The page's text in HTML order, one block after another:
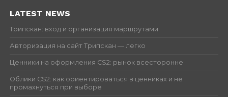
LATEST NEWS
Трипскан: вход и организация маршрутами
Авторизация на сайт Трипскан — легко
Ценники на оформления CS2: рынок всесторонне
Облики CS2: как ориентироваться в ценниках и не
промахнуться при выборе